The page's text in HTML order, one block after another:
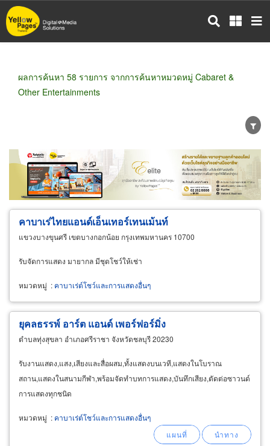
ข้าม
ไป
ผลการค้นหา 58 รายการ จากการค้นหาหมวดหมู่ Cabaret &
Other Entertainments
ขายส่ง ขายปลีก ผู้ผลิต
ตัวแทนจัดจำหน่าย
ผู้ส่งออก/นำเข้า
ธุรกิจบริการ
คาบาเร่ไทยแอนด์เอ็นเทอร์เทนเม้นท์
แขวงบางขุนศรี เขตบางกอกน้อย กรุงเทพมหานคร 10700
รับจัดการแสดง มายากล มีชุดโชว์ให้เช่า
หมวดหมู่ : คาบาเร่ต์โชว์และการแสดงอื่นๆ
ยุคลธรรพ์ อาร์ต แอนด์ เพอร์ฟอร์มิ่ง
ตำบลทุ่งสุขลา อำเภอศรีราชา จังหวัดชลบุรี 20230
รับงานแสดง,แสง,เสียงและสื่อผสม,ทั้งแสดงบนเวที,แสดงในโบราณ
สถาน,แสดงในสนามกีฬา,พร้อมจัดทำบทการแสดง,บันทึกเสียง,ตัดต่อซาวนด์
การแสดงทุกชนิด
หมวดหมู่ : คาบาเร่ต์โชว์และการแสดงอื่นๆ